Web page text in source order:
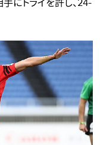
にトライを許し、24-